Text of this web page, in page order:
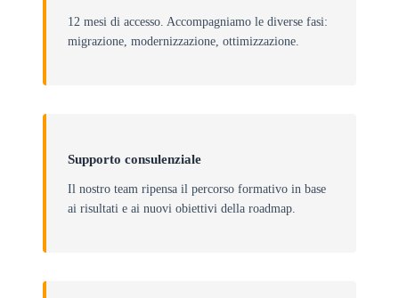
12 mesi di accesso. Accompagniamo le diverse fasi:
migrazione, modernizzazione, ottimizzazione.
Supporto consulenziale
Il nostro team ripensa il percorso formativo in base
ai risultati e ai nuovi obiettivi della roadmap.